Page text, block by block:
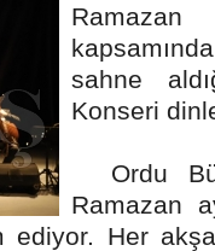
sahne
Konseri
Ordu
Ramazan
ediyor. Her